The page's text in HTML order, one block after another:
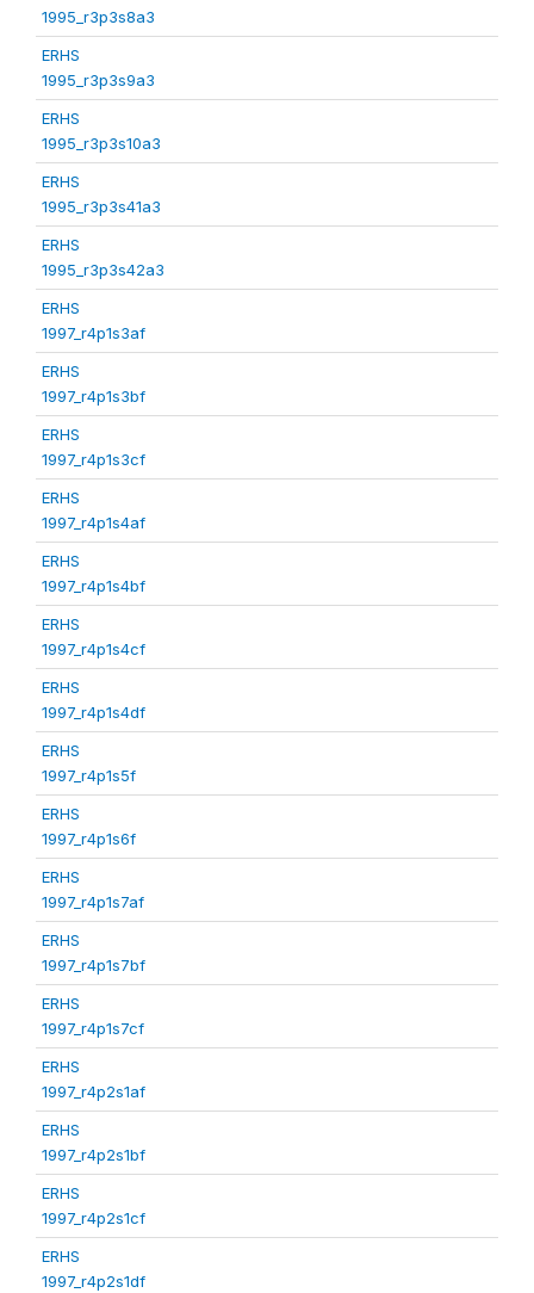
1995_r3p3s8a3
ERHS
1995_r3p3s9a3
ERHS
1995_r3p3s10a3
ERHS
1995_r3p3s41a3
ERHS
1995_r3p3s42a3
ERHS
1997_r4p1s3af
ERHS
1997_r4p1s3bf
ERHS
1997_r4p1s3cf
ERHS
1997_r4p1s4af
ERHS
1997_r4p1s4bf
ERHS
1997_r4p1s4cf
ERHS
1997_r4p1s4df
ERHS
1997_r4p1s5f
ERHS
1997_r4p1s6f
ERHS
1997_r4p1s7af
ERHS
1997_r4p1s7bf
ERHS
1997_r4p1s7cf
ERHS
1997_r4p2s1af
ERHS
1997_r4p2s1bf
ERHS
1997_r4p2s1cf
ERHS
1997_r4p2s1df